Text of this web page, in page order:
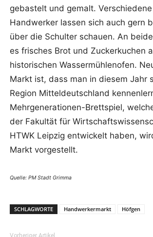
gebastelt und gemalt.
Handwerker lassen sich auch gern
über die Schulter schauen. An
es frisches Brot und Zuckerkuchen
historischen Wassermühlenofen.
Markt ist, dass man in diesem Jahr
Region Mitteldeutschland
Mehrgenerationen-Brettspiel,
der Fakultät für
HTWK Leipzig entwickelt haben,
Markt vorgestellt.
Quelle: PM Stadt Grimma
SCHLAGWORTE Handwerkermarkt Höfgen
Vorheriger Artikel